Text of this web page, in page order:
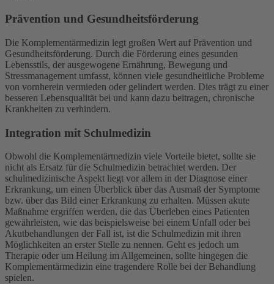
Prävention und Gesundheitsförderung
Die Komplementärmedizin legt großen Wert auf Prävention und
Gesundheitsförderung. Durch die Förderung eines gesunden
Lebensstils, der ausgewogene Ernährung, Bewegung und
Stressmanagement umfasst, können viele gesundheitliche Probleme
von vornherein vermieden oder gelindert werden. Dies trägt zu einer
besseren Lebensqualität bei und kann dazu beitragen, chronische
Krankheiten zu verhindern.
Integration mit Schulmedizin
Obwohl die Komplementärmedizin viele Vorteile bietet, sollte sie
nicht als Ersatz für die Schulmedizin betrachtet werden. Der
schulmedizinische Aspekt liegt vor allem in der Diagnose einer
Erkrankung, um einen Überblick über das Ausmaß der Symptome
bzw. über das Bild einer Erkrankung zu erhalten. Müssen akute
Maßnahme ergriffen werden, die das Überleben eines Patienten
gewährleisten, wie das beispielsweise bei einem Unfall oder bei
Akutbehandlungen der Fall ist, ist die Schulmedizin mit ihren
Möglichkeiten an erster Stelle zu nennen. Geht es jedoch um
Therapie oder um Heilung im Allgemeinen, sollte hingegen die
Komplementärmedizin eine tragendere Rolle bei der Behandlung
spielen.